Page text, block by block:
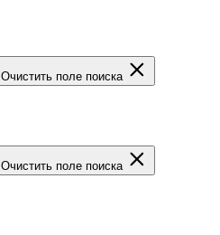
Очистить поле поиска
Очистить поле поиска